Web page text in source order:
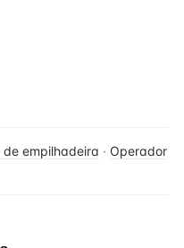
de empilhadeira · Operador